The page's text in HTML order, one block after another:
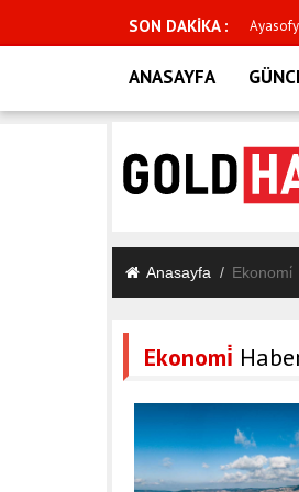
SON DAKİKA :
duygulandırdı
ANASAYFA
Anasayfa Ekonomi̇
Ekonomi̇